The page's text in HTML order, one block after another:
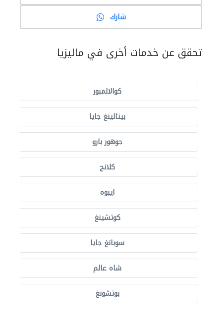
شارك
تحقق عن خدمات أخرى في ماليزيا
كوالالمبور
بيتالينغ جايا
جوهور بارو
كلانج
ايبوه
كوتشينغ
سوبانغ جايا
شاه عالم
بوتشونغ